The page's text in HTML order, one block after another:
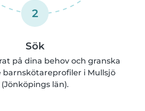
2
Sök
på dina behov och granska
barnskötareprofiler i Mullsjö
(Jönköpings län).